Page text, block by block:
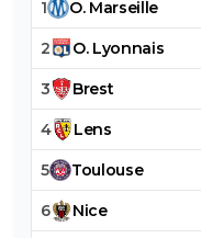
1 O. Marseille
2 O. Lyonnais
3 Brest
4 Lens
5 Toulouse
6 Nice